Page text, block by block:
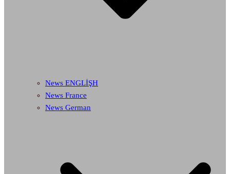
News ENGLİŞH
News France
News German